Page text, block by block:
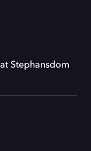
Stephansdom